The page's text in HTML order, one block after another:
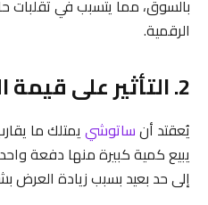
بالسوق، مما يتسبب في تقلبات
الرقمية.
2. التأثير على قيمة البيتكوين
يُعقتد أنساتوشييمتلك ما
يبيع كمية كبيرة منها دفعة
إلى حد بعيد بسبب زيادة